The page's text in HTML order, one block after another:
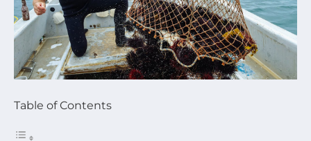
Table of Contents